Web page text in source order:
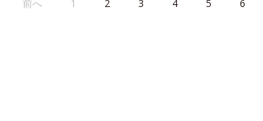
前へ 1 2 3 4 5 6